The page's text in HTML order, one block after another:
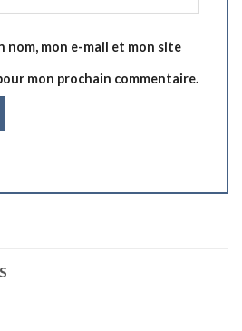
nom, mon e-mail et mon site
mon prochain commentaire.